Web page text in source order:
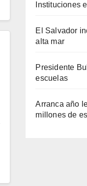
Instituciones
El Salvador
alta mar
Presidente
escuelas
Arranca año
millones de